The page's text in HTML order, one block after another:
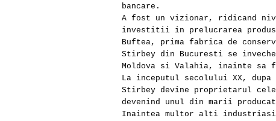
bancare.
A fost un vizionar, ridicand
investitii in prelucrarea
Buftea, prima fabrica de
Stirbey din Bucuresti se
Moldova si Valahia, inainte
La inceputul secolului XX,
Stirbey devine proprietarul
devenind unul din marii
Inaintea multor alti